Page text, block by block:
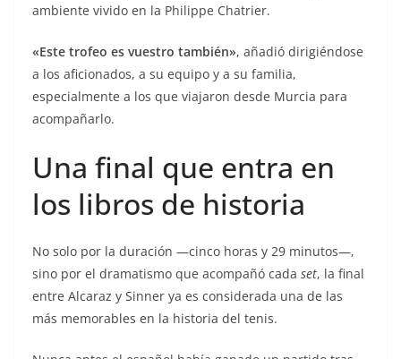
ambiente vivido en la Philippe Chatrier.
«Este trofeo es vuestro también», añadió dirigiéndose
a los aficionados, a su equipo y a su familia,
especialmente a los que viajaron desde Murcia para
acompañarlo.
Una final que entra en
los libros de historia
No solo por la duración —cinco horas y 29 minutos—,
sino por el dramatismo que acompañó cada set, la final
entre Alcaraz y Sinner ya es considerada una de las
más memorables en la historia del tenis.